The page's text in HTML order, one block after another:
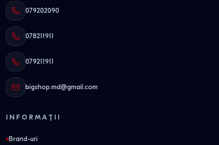
079202090
078211911
079211911
bigshop.md@gmail.com
INFORMAȚII
Brand-uri